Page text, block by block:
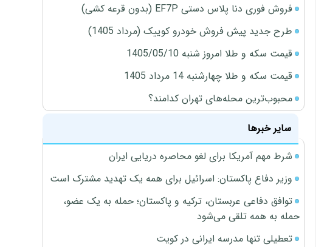
فروش فوری دنا پلاس دستی EF7P (بدون قرعه کشی)
طرح جدید پیش فروش خودرو کوییک (مرداد 1405)
قیمت سکه و طلا امروز شنبه 1405/05/10
قیمت سکه و طلا چهارشنبه 14 مرداد 1405
محبوب‌ترین محله‌های تهران کدامند؟
سایر خبرها
شرط مهم آمریکا برای لغو محاصره دریایی ایران
وزیر دفاع پاکستان: اسرائیل برای همه یک تهدید مشترک است
توافق دفاعی عربستان، ترکیه و پاکستان؛ حمله به یک عضو،
حمله به همه تلقی می‌شود
تعطیلی تنها مدرسه ایرانی در کویت